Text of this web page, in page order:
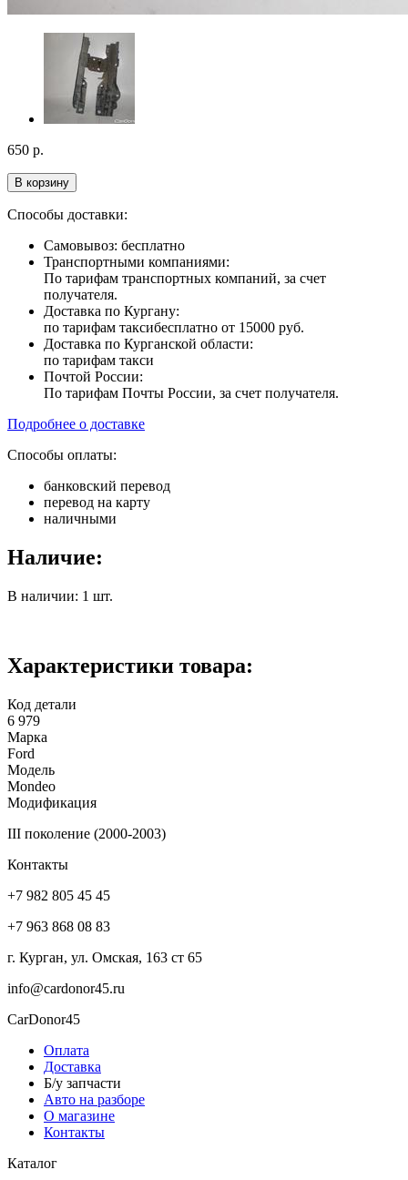
650 р.
В корзину
Способы доставки:
Самовывоз: бесплатно
Транспортными компаниями:
По тарифам транспортных компаний, за счет
получателя.
Доставка по Кургану:
по тарифам таксибесплатно от 15000 руб.
Доставка по Курганской области:
по тарифам такси
Почтой России:
По тарифам Почты России, за счет получателя.
Подробнее о доставке
Способы оплаты:
банковский перевод
перевод на карту
наличными
Наличие:
В наличии: 1 шт.
Характеристики товара:
Код детали
6 979
Марка
Ford
Модель
Mondeo
Модификация
III поколение (2000-2003)
Контакты
+7 982 805 45 45
+7 963 868 08 83
г. Курган, ул. Омская, 163 ст 65
info@cardonor45.ru
CarDonor45
Оплата
Доставка
Б/у запчасти
Авто на разборе
О магазине
Контакты
Каталог